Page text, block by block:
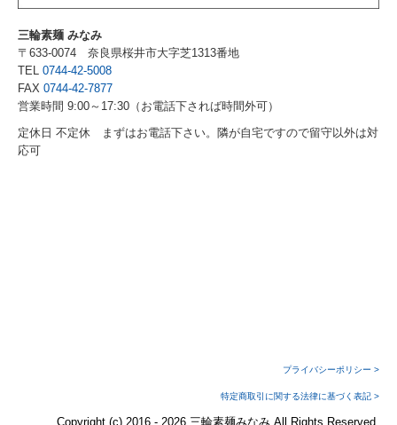
三輪素麺 みなみ
〒633-0074 奈良県桜井市大字芝1313番地
TEL 0744-42-5008
FAX 0744-42-7877
営業時間 9:00～ 17:30（お電話下されば時間外可）
定休日 不定休 まずはお電話下さい。隣が自宅ですので留守以外は対
応可
プライバシーポリシー >
特定商取引に関する法律に基づく表記 >
Copyright (c) 2016 - 2026 三輪素麺みなみ All Rights Reserved.